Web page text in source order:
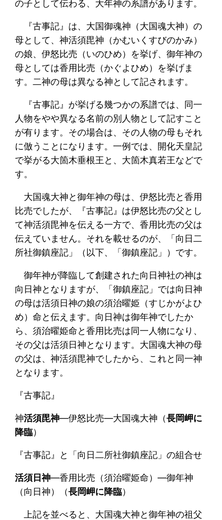
の子として伝わる、大年神の系譜があります。
『古事記』は、大国御魂神（大国魂大神）の
母として、神活須毘神（かむいくすびのかみ）
の娘、伊怒比売（いのひめ）を挙げ、御年神の
母としては香用比売（かぐよひめ）を挙げま
す。二神の母は異なる神として記されます。
『古事記』が挙げる幾つかの系譜では、同一
人物をやや異なる名前の別人物として記すこと
が有ります。その場合は、その人物の母もそれ
に倣うことになります。一例では、開化天皇記
で挙がる大箇木垂根王と、大箇木真若王などで
す。
大国魂大神と御年神の母は、伊怒比売と香用
比売でしたが、『古事記』は伊怒比売の父とし
て神活須毘神を伝える一方で、香用比売の父は
伝えていません。それを載せるのが、「向日二
所社御鎮座記」（以下、「御鎮座記」）です。
御年神が降臨して創建された向日神社の神は
向日神となりますが、「御鎮座記」では向日神
の母は活須日神の娘の須治曜姫（すじかがよひ
め）命と伝えます。向日神は御年神でしたか
ら、須治曜姫命と香用比売は同一人物になり、
その父は活須日神となります。大国魂大神の母
の父は、神活須毘神でしたから、これと同一神
となります。
『古事記』
神活須毘神―伊怒比売―大国魂大神（長岡岬に
降臨）
『古事記』と「向日二所社御鎮座記」の組合せ
活須日神―香用比売（須治曜姫命）―御年神
（向日神）（長岡岬に降臨）
上記を並べると、大国魂大神と御年神の祖父